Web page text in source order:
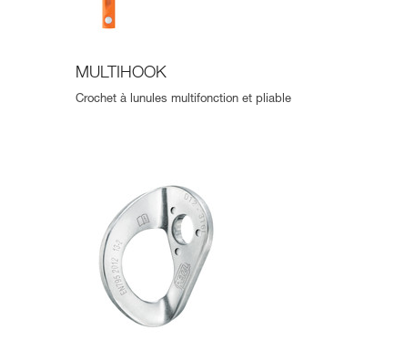
MULTIHOOK
Crochet à lunules multifonction et pliable